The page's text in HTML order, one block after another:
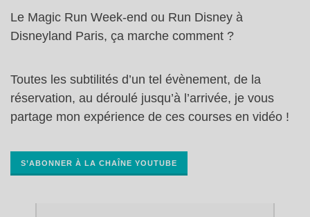
Le Magic Run Week-end ou Run Disney à
Disneyland Paris, ça marche comment ?
Toutes les subtilités d’un tel évènement, de la
réservation, au déroulé jusqu’à l’arrivée, je vous
partage mon expérience de ces courses en vidéo !
S’ABONNER À LA CHAÎNE YOUTUBE